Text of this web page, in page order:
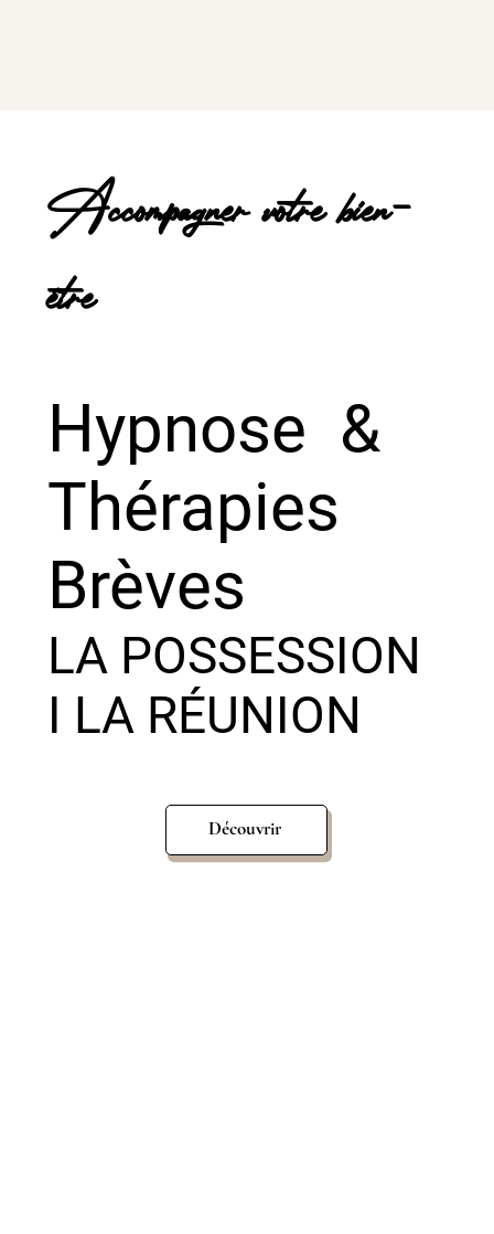
Hypnose &
Thérapies
Brèves
Découvrir
Accompagner votre bien-
être
LA POSSESSION
I LA RÉUNION